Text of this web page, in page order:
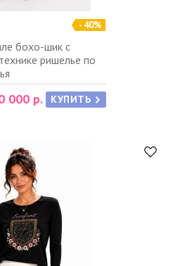
- 40%
бохо-шик с
ришелье по
000 р. КУПИТЬ